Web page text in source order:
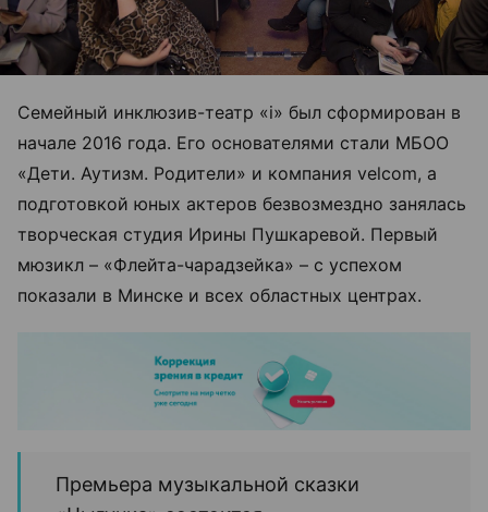
Семейный инклюзив-театр «i» был сформирован в
начале 2016 года. Его основателями стали МБОО
«Дети. Аутизм. Родители» и компания velcom, а
подготовкой юных актеров безвозмездно занялась
творческая студия Ирины Пушкаревой. Первый
мюзикл – «Флейта-чарадзейка» – с успехом
показали в Минске и всех областных центрах.
Премьера музыкальной сказки